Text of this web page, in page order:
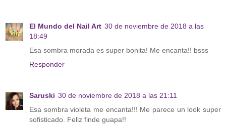
El Mundo del Nail Art 30 de noviembre de 2018 a las
18:49
Esa sombra morada es super bonita! Me encanta!! bsss
Responder
Saruski 30 de noviembre de 2018 a las 21:11
Esa sombra violeta me encanta!!! Me parece un look super
sofisticado. Feliz finde guapa!!